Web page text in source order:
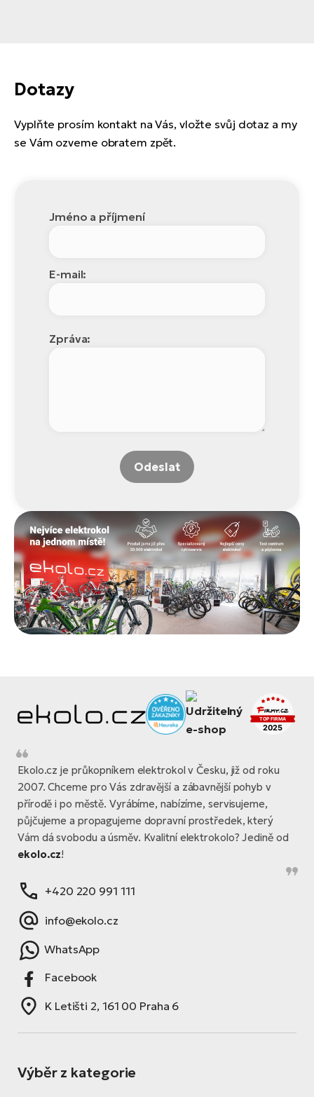
Dotazy
Vyplňte prosím kontakt na Vás, vložte svůj dotaz a my
se Vám ozveme obratem zpět.
Jméno a příjmení
E-mail:
Zpráva:
Odeslat
Ekolo.cz je průkopníkem elektrokol v Česku, již od roku
2007. Chceme pro Vás zdravější a zábavnější pohyb v
přírodě i po městě. Vyrábíme, nabízíme, servisujeme,
půjčujeme a propagujeme dopravní prostředek, který
Vám dá svobodu a úsměv. Kvalitní elektrokolo? Jedině od
ekolo.cz!
+420 220 991 111
info@ekolo.cz
WhatsApp
Facebook
K Letišti 2, 161 00 Praha 6
Výběr z kategorie